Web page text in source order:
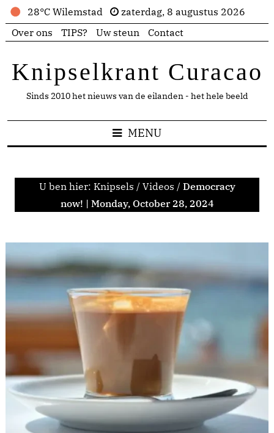
28°C Wilemstad
zaterdag, 8 augustus 2026
Over ons
TIPS? Uw steun Contact
Knipselkrant Curacao
Sinds 2010 het nieuws van de eilanden - het hele beeld
MENU
U ben hier: Knipsels / Videos / Democracy
now! | Monday, October 28, 2024